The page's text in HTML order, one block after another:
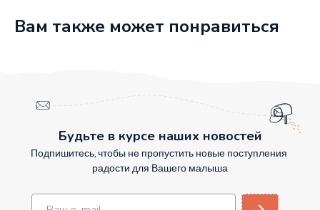
Вам также может понравиться
Будьте в курсе наших новостей
Подпишитесь, чтобы не пропустить новые поступления
радости для Вашего малыша